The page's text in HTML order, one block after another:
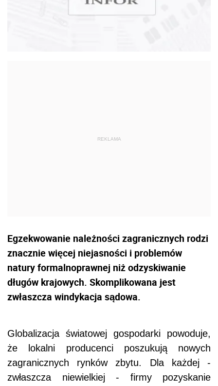
Egzekwowanie należności zagranicznych rodzi
znacznie więcej niejasności i problemów
natury formalnoprawnej niż odzyskiwanie
długów krajowych. Skomplikowana jest
zwłaszcza windykacja sądowa.
Globalizacja światowej gospodarki powoduje,
że lokalni producenci poszukują nowych
zagranicznych rynków zbytu. Dla każdej -
zwłaszcza niewielkiej - firmy pozyskanie